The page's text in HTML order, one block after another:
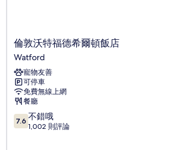
倫
敦
沃
特
福
德
希
爾
頓
倫敦沃特福德希爾頓飯店
Watford
寵物友善
可停車
免費無線上網
餐廳
7.6
分，
7.6 不錯哦
1,002 則評論